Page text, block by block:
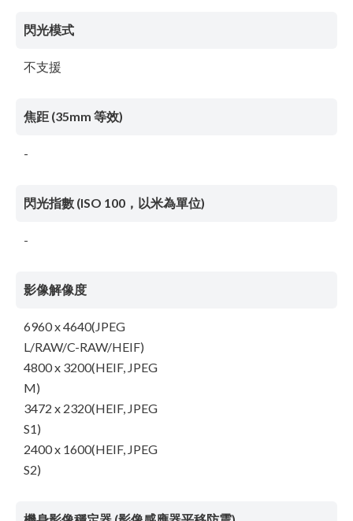
閃光模式
不支援
焦距 (35mm 等效)
-
閃光指數 (ISO 100，以米為單位)
-
影像解像度
6960 x 4640(JPEG
L/RAW/C-RAW/HEIF)
4800 x 3200(HEIF, JPEG
M)
3472 x 2320(HEIF, JPEG
S1)
2400 x 1600(HEIF, JPEG
S2)